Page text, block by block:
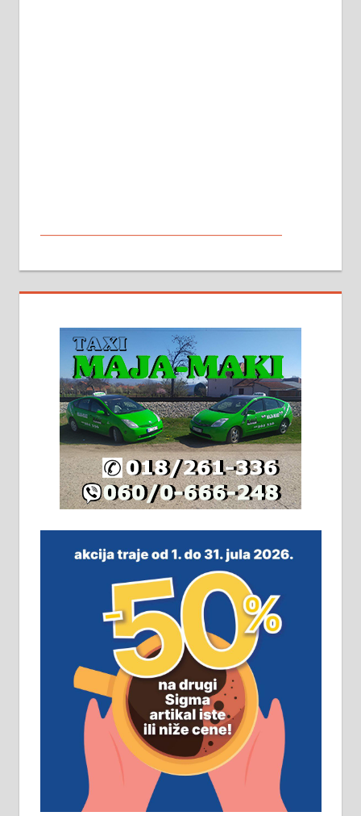
стамбене целине једна уз другу.
2х150м2, две гараже, централно
грејање на гас и дрва. Две
адресе. 063/71-74-023
Издајем комплетно опремљену
халу на Житковачком путу, на
плацу површине око 7 ари.
064/321-80-51; 063/102-35-25
м2 са плацем од 8 ари у Зеленом
виру у Алексинцу. Могућа
замена. 064/21-63-584
ПОСЛОВНИ ОГЛАСИ
Рудник и флотација Рудник
д.о.о. Рудник запошљава 20
помоћника рудара. Услови:
Основна школа, пожељно радно
искуство на истим и сличним
пословима, али не и неопходан
услов. Обезбеђен смештај,
превоз, исхрана. 032/57-41-122 –
локал 22